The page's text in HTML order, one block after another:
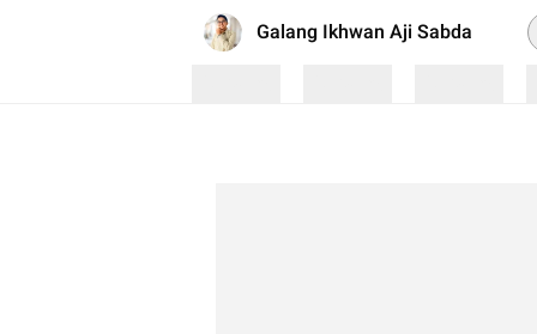
Galang Ikhwan Aji Sabda